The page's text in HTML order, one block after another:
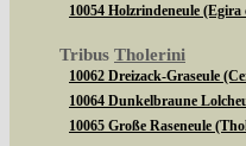
10054 Holzrindeneule
Tribus Tholerini
10062 Dreizack-Graseule
10064 Dunkelbraune
10065 Große Raseneule